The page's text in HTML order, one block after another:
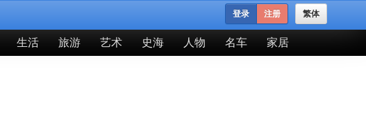
繁体
登录 注册
生活 旅游 艺术 史海 人物 名车 家居